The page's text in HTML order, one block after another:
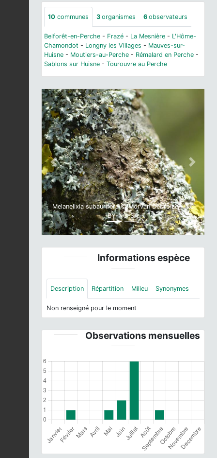
10 communes 3 organismes 6 observateurs
Belforêt-en-Perche - Frazé - La Mesnière - L'Hôme-
Chamondot - Longny les Villages - Mauves-sur-
Huisne - Moutiers-au-Perche - Rémalard en Perche -
Sablons sur Huisne - Tourouvre au Perche
Melanelixia subaurifera © Morvan Debroize - CC
BY-NC-SA
Previous Next
Informations espèce
Description Répartition Milieu Synonymes
Non renseigné pour le moment
Observations mensuelles